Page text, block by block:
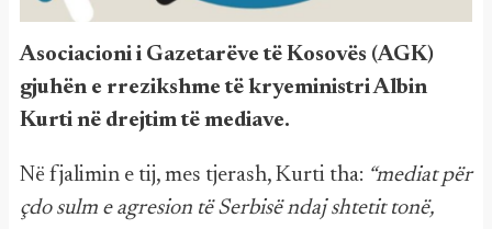
Asociacioni i Gazetarëve të Kosovës (AGK)
gjuhën e rrezikshme të kryeministri Albin
Kurti në drejtim të mediave.
Në fjalimin e tij, mes tjerash, Kurti tha: “mediat për
çdo sulm e agresion të Serbisë ndaj shtetit tonë,